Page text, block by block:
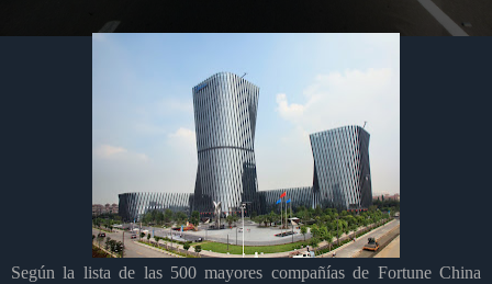
Según la lista de las 500 mayores compañías de Fortune China